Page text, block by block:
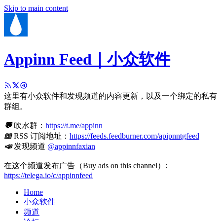
Skip to main content
Appinn Feed｜小众软件
这里有小众软件和发现频道的内容更新，以及一个绑定的私有
群组。
💬吹水群： https://t.me/appinn
📖RSS 订阅地址： https://feeds.feedburner.com/apipnntgfeed
📣发现频道 @appinnfaxian
在这个频道发布广告（Buy ads on this channel）:
https://telega.io/c/appinnfeed
Home
小众软件
频道